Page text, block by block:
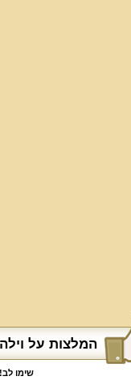
המלצות על
שימו